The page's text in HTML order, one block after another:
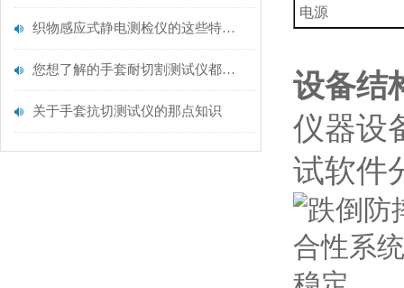
织物感应式静电测检仪的这些特点很少有人都知道
您想了解的手套耐切割测试仪都在这里了
关于手套抗切测试仪的那点知识
电源
设备结
仪器设
试软件